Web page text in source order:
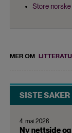
Store norske
MER OM
SISTE SAKER
4. mai 2026
Ny nettside